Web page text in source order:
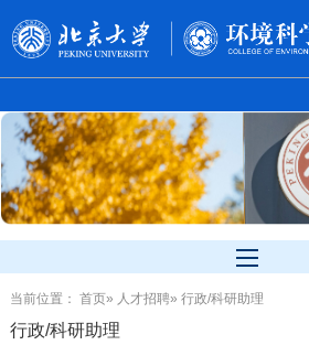
当前位置： 首页» 人才招聘» 行政/科研助理
行政/科研助理